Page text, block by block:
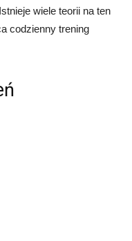
wiele teorii na ten
codzienny trening